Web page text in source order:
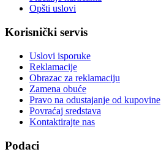
Opšti uslovi
Korisnički servis
Uslovi isporuke
Reklamacije
Obrazac za reklamaciju
Zamena obuće
Pravo na odustajanje od kupovine
Povraćaj sredstava
Kontaktirajte nas
Podaci